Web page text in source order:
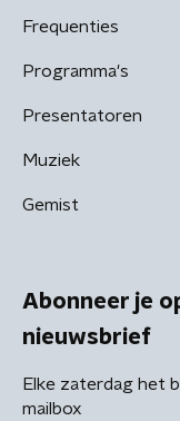
Frequenties
Programma's
Presentatoren
Muziek
Gemist
Abonneer je
nieuwsbrief
Elke zaterdag het
mailbox